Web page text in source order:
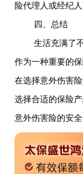
险代理人或经纪
四、总结
生活充满了
作为一种重要的
在选择意外伤害
选择合适的保险
意外伤害险的安